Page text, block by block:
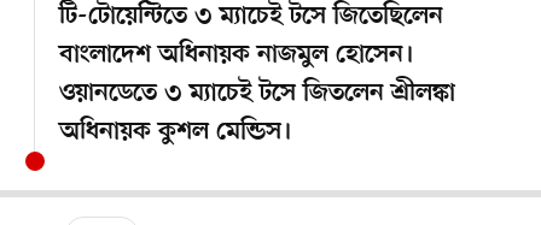
টি-টোয়েন্টিতে ৩ ম্যাচেই টসে জিতেছিলেন
বাংলাদেশ অধিনায়ক নাজমুল হোসেন।
ওয়ানডেতে ৩ ম্যাচেই টসে জিতলেন শ্রীলঙ্কা
অধিনায়ক কুশল মেন্ডিস।